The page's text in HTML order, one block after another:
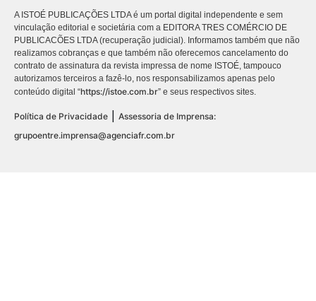
A ISTOÉ PUBLICAÇÕES LTDA é um portal digital independente e sem
vinculação editorial e societária com a EDITORA TRES COMÉRCIO DE
PUBLICACÕES LTDA (recuperação judicial). Informamos também que não
realizamos cobranças e que também não oferecemos cancelamento do
contrato de assinatura da revista impressa de nome ISTOÉ, tampouco
autorizamos terceiros a fazê-lo, nos responsabilizamos apenas pelo
conteúdo digital “https://istoe.com.br” e seus respectivos sites.
Política de Privacidade
Assessoria de Imprensa:
grupoentre.imprensa@agenciafr.com.br